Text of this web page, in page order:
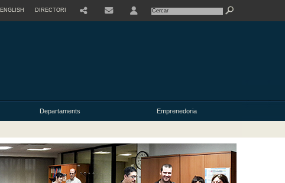
ENGLISH DIRECTORI
Departaments Emprenedoria